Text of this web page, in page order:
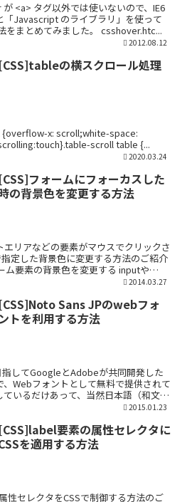
<a> タグ以外では使いないので、IE6
「Javascript のライブラリ」を使って
をまとめてみました。 csshover.htc...
2012.08.12
[CSS]tableの横スクロール処理
{overflow-x: scroll;white-space:
scroll table {...
2020.03.24
[CSS]フォームにフォーカスした
の背景色を変更する方法
リアなどの要素がマウスでクリックさ
定した背景色に変更する方法のご紹介
ム要素の背景色を変更する inputや
2014.03.27
[CSS]Noto Sans JPのwebフォ
ントを利用する方法
してGoogleとAdobeが共同開発した
Webフォントとして無料で提供されて
いるだけあって、当然日本語（和文）
2015.01.23
[CSS]label要素の属性セレクタに
を適用する方法
セレクタをCSSで制御する方法のご